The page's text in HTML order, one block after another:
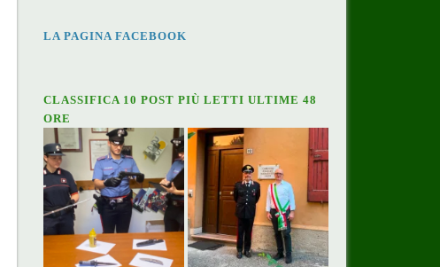
LA PAGINA FACEBOOK
CLASSIFICA 10 POST PIÙ LETTI ULTIME 48
ORE